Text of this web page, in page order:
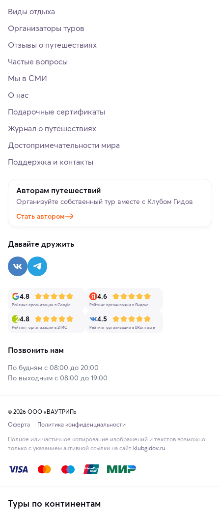
Виды отдыха
Организаторы туров
Отзывы о путешествиях
Частые вопросы
Мы в СМИ
О нас
Подарочные сертификаты
Журнал о путешествиях
Достопримечательности мира
Поддержка и контакты
Авторам путешествий
Организуйте собственный тур вместе с Клубом Гидов
Стать автором
Давайте дружить
4.8
Рейтинг организации в Google
4.6
Рейтинг организации в Яндекс
4.8
Рейтинг организации в 2ГИС
4.5
Рейтинг организации в ВКонтакте
Позвонить нам
По будням с 08:00 до 20:00
По выходным с 08:00 до 19:00
© 2026 ООО «ВАУТРИП»
Оферта
Политика конфиденциальности
Полное или частичное копирование изображений и текстов возможно
только с указанием активной ссылки на сайт klubgidov.ru
Туры по континентам